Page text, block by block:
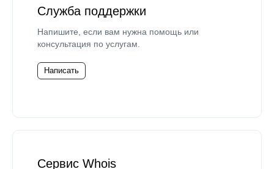
Служба поддержки
Напишите, если вам нужна помощь или
консультация по услугам.
Написать
Сервис Whois